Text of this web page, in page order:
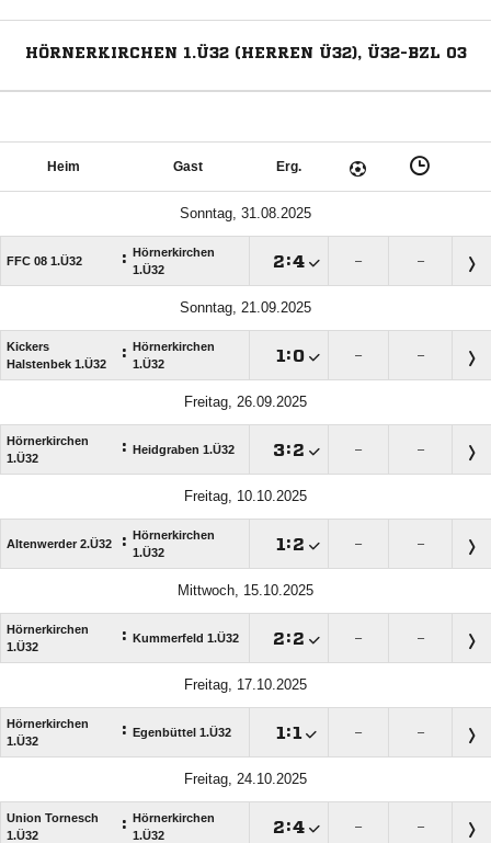
HÖRNERKIRCHEN 1.Ü32 (HERREN Ü32), Ü32-BZL 03
Heim Gast Erg.
Sonntag, 31.08.2025
FFC 08 1.Ü32 : Hörnerkirchen
1.Ü32
: – –
Sonntag, 21.09.2025
Kickers
Halstenbek 1.Ü32
: Hörnerkirchen
1.Ü32
 : – –
Freitag, 26.09.2025
Hörnerkirchen
1.Ü32
: Heidgraben 1.Ü32 : – –
Freitag, 10.10.2025
Altenwerder 2.Ü32 : Hörnerkirchen
1.Ü32
 : – –
Mittwoch, 15.10.2025
Hörnerkirchen
1.Ü32
: Kummerfeld 1.Ü32 : – –
Freitag, 17.10.2025
Hörnerkirchen
1.Ü32
: Egenbüttel 1.Ü32  : – –
Freitag, 24.10.2025
Union Tornesch
1.Ü32
: Hörnerkirchen
1.Ü32
: – –